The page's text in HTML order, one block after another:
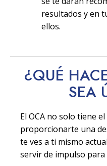
resultados y en
ellos.
¿QUÉ
SEA
El OCA no solo tiene
proporcionarte una
te ves a ti mismo
servir de impulso